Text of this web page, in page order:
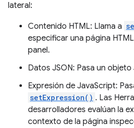
lateral:
Contenido HTML: Llama a
especificar una página
panel.
Datos JSON: Pasa un objeto
Expresión de JavaScript:
setExpression() . Las
desarrolladores evalúan la
contexto de la página